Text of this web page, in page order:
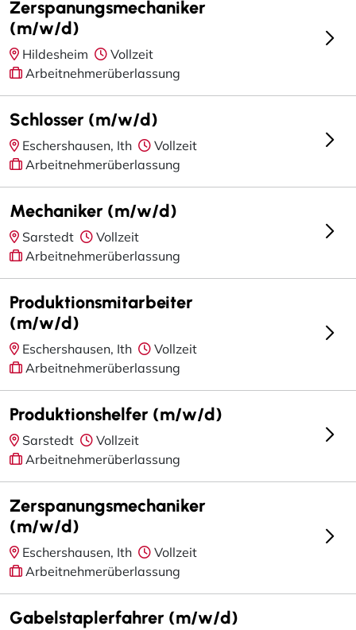
Zerspanungsmechaniker
(m/w/d)
Hildesheim
Vollzeit
Arbeitnehmerüberlassung
Schlosser (m/w/d)
Eschershausen, Ith
Vollzeit
Arbeitnehmerüberlassung
Mechaniker (m/w/d)
Sarstedt
Vollzeit
Arbeitnehmerüberlassung
Produktionsmitarbeiter
(m/w/d)
Eschershausen, Ith
Vollzeit
Arbeitnehmerüberlassung
Produktionshelfer (m/w/d)
Sarstedt
Vollzeit
Arbeitnehmerüberlassung
Zerspanungsmechaniker
(m/w/d)
Eschershausen, Ith
Vollzeit
Arbeitnehmerüberlassung
Gabelstaplerfahrer (m/w/d)